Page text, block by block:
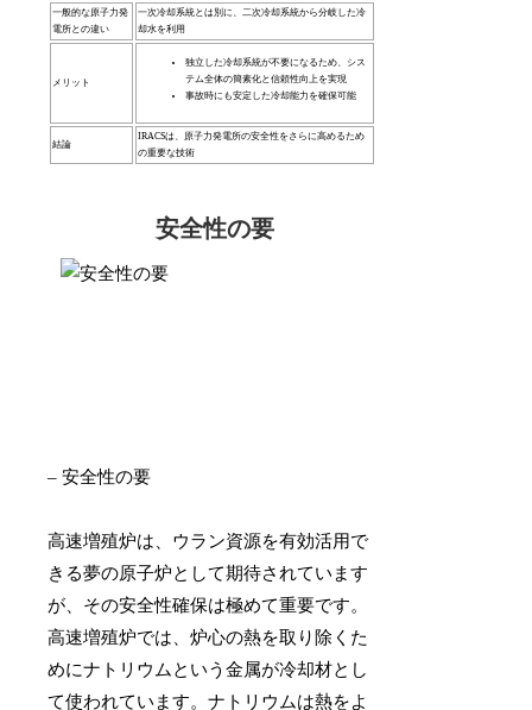
一般的な原子力発
電所との違い
一次冷却系統とは別に、二次冷却系統から分岐した冷
却水を利用
メリット
独立した冷却系統が不要になるため、シス
テム全体の簡素化と信頼性向上を実現
事故時にも安定した冷却能力を確保可能
結論
IRACSは、原子力発電所の安全性をさらに高めるため
の重要な技術
安全性の要
– 安全性の要
高速増殖炉は、ウラン資源を有効活用で
きる夢の原子炉として期待されています
が、その安全性確保は極めて重要です。
高速増殖炉では、炉心の熱を取り除くた
めにナトリウムという金属が冷却材とし
て使われています。ナトリウムは熱をよ